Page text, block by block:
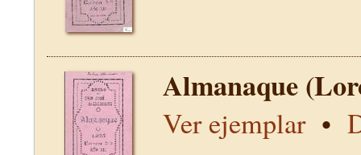
Almanaque
Ver ejemplar•